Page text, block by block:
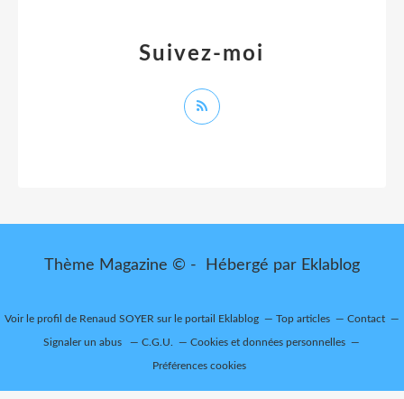
Suivez-moi
Thème Magazine © - Hébergé par Eklablog
Voir le profil de Renaud SOYER sur le portail Eklablog Top articles Contact
Signaler un abus C.G.U. Cookies et données personnelles
Préférences cookies